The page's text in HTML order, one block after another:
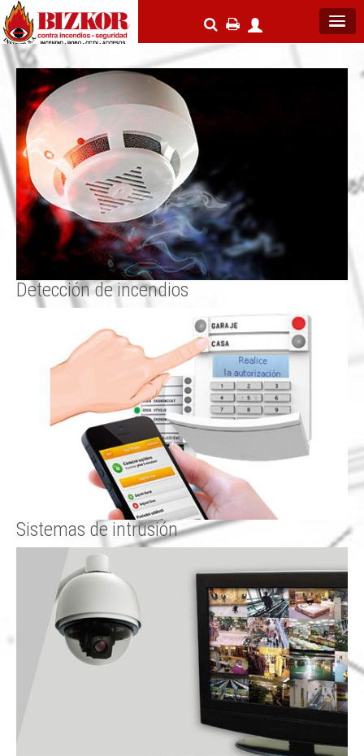
Detección de incendios
Sistemas de intrusión